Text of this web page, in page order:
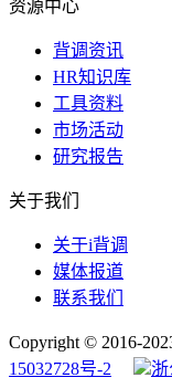
资源中心
背调资讯
HR知识库
工具资料
市场活动
研究报告
关于我们
关于i背调
媒体报道
联系我们
Copyright © 2016-
15032728号-2
浙